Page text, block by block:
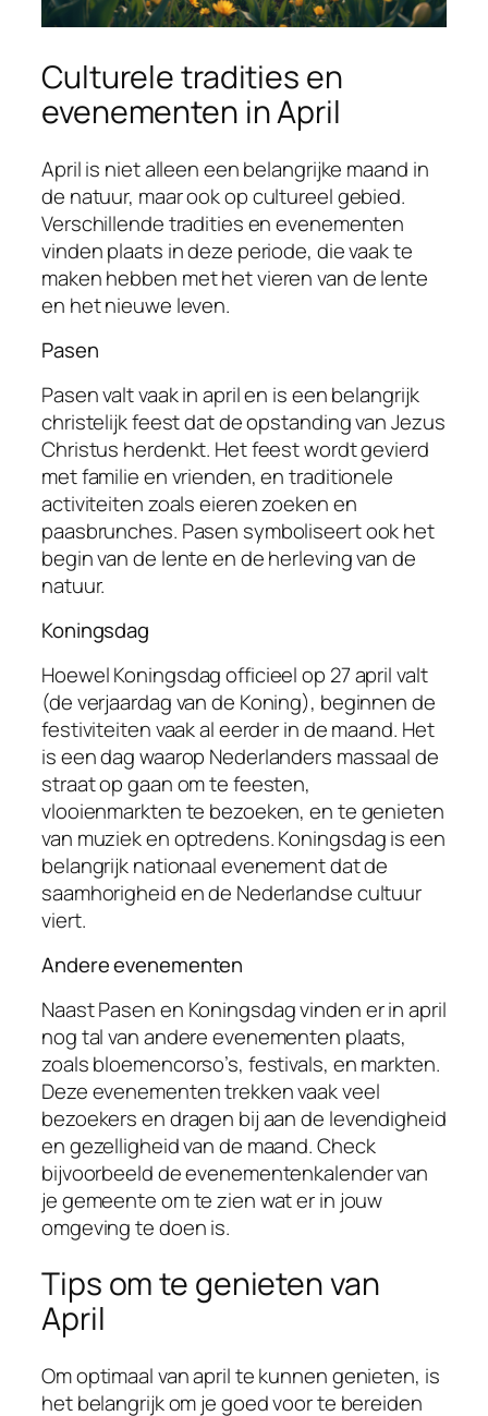
Culturele tradities en
evenementen in April
April is niet alleen een belangrijke maand in
de natuur, maar ook op cultureel gebied.
Verschillende tradities en evenementen
vinden plaats in deze periode, die vaak te
maken hebben met het vieren van de lente
en het nieuwe leven.
Pasen
Pasen valt vaak in april en is een belangrijk
christelijk feest dat de opstanding van Jezus
Christus herdenkt. Het feest wordt gevierd
met familie en vrienden, en traditionele
activiteiten zoals eieren zoeken en
paasbrunches. Pasen symboliseert ook het
begin van de lente en de herleving van de
natuur.
Koningsdag
Hoewel Koningsdag officieel op 27 april valt
(de verjaardag van de Koning), beginnen de
festiviteiten vaak al eerder in de maand. Het
is een dag waarop Nederlanders massaal de
straat op gaan om te feesten,
vlooienmarkten te bezoeken, en te genieten
van muziek en optredens. Koningsdag is een
belangrijk nationaal evenement dat de
saamhorigheid en de Nederlandse cultuur
viert.
Andere evenementen
Naast Pasen en Koningsdag vinden er in april
nog tal van andere evenementen plaats,
zoals bloemencorso’s, festivals, en markten.
Deze evenementen trekken vaak veel
bezoekers en dragen bij aan de levendigheid
en gezelligheid van de maand. Check
bijvoorbeeld de evenementenkalender van
je gemeente om te zien wat er in jouw
omgeving te doen is.
Tips om te genieten van
April
Om optimaal van april te kunnen genieten, is
het belangrijk om je goed voor te bereiden